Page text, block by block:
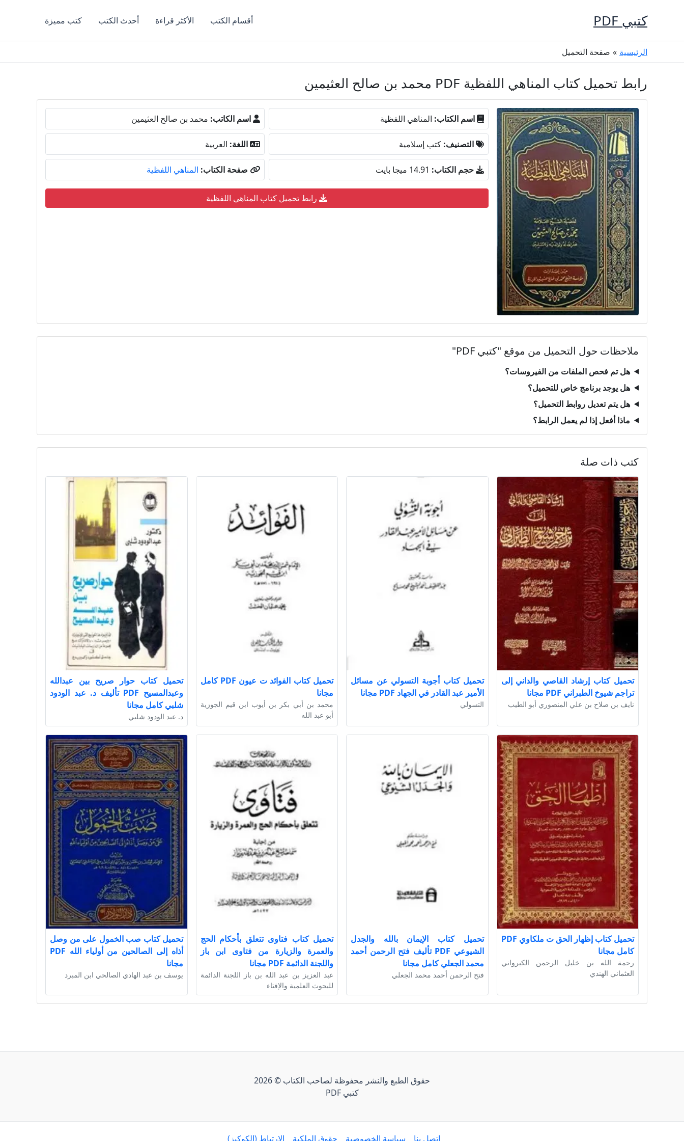
كتبي PDF أقسام الكتب الأكثر قراءة أحدث الكتب كتب مميزة
الرئيسية صفحة التحميل
رابط تحميل كتاب المناهي اللفظية PDF محمد بن صالح العثيمين
اسم الكتاب: المناهي اللفظية اسم الكاتب: محمد بن صالح العثيمين
التصنيف: كتب إسلامية اللغة: العربية
حجم الكتاب: 14.91 ميجا بايت صفحة الكتاب: المناهي اللفظية
رابط تحميل كتاب المناهي اللفظية
ملاحظات حول التحميل من موقع "كتبي PDF"
هل تم فحص الملفات من الفيروسات؟
هل يوجد برنامج خاص للتحميل؟
هل يتم تعديل روابط التحميل؟
ماذا أفعل إذا لم يعمل الرابط؟
كتب ذات صلة
تحميل كتاب إرشاد القاصي والداني إلى
تراجم شيوخ الطبراني PDF مجانا
نايف بن صلاح بن علي المنصوري أبو الطيب
تحميل كتاب أجوبة التسولي عن مسائل
الأمير عبد القادر في الجهاد PDF مجانا
التسولي
تحميل كتاب الفوائد ت عيون PDF كامل
مجانا
محمد بن أبي بكر بن أيوب ابن قيم الجوزية
أبو عبد الله
تحميل كتاب حوار صريح بين عبدالله
وعبدالمسيح PDF تأليف د. عبد الودود
شلبي كامل مجانا
د. عبد الودود شلبي
تحميل كتاب إظهار الحق ت ملكاوي PDF
كامل مجانا
رحمة الله بن خليل الرحمن الكيرواني
العثماني الهندي
تحميل كتاب الإيمان بالله والجدل
الشيوعي PDF تأليف فتح الرحمن أحمد
محمد الجعلي كامل مجانا
فتح الرحمن أحمد محمد الجعلي
تحميل كتاب فتاوى تتعلق بأحكام الحج
والعمرة والزيارة من فتاوى ابن باز
واللجنة الدائمة PDF مجانا
عبد العزيز بن عبد الله بن باز اللجنة الدائمة
للبحوث العلمية والإفتاء
تحميل كتاب صب الخمول على من وصل
أذاه إلى الصالحين من أولياء الله PDF
مجانا
يوسف بن عبد الهادي الصالحي ابن المبرد
حقوق الطبع والنشر محفوظة لصاحب الكتاب © 2026
كتبي PDF
إتصل بنا سياسة الخصوصية حقوق الملكية الارتباط (الكوكيز)